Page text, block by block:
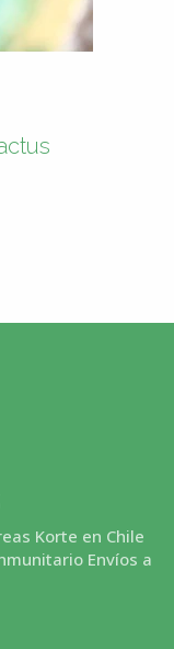
Korte en Chile
Envíos a